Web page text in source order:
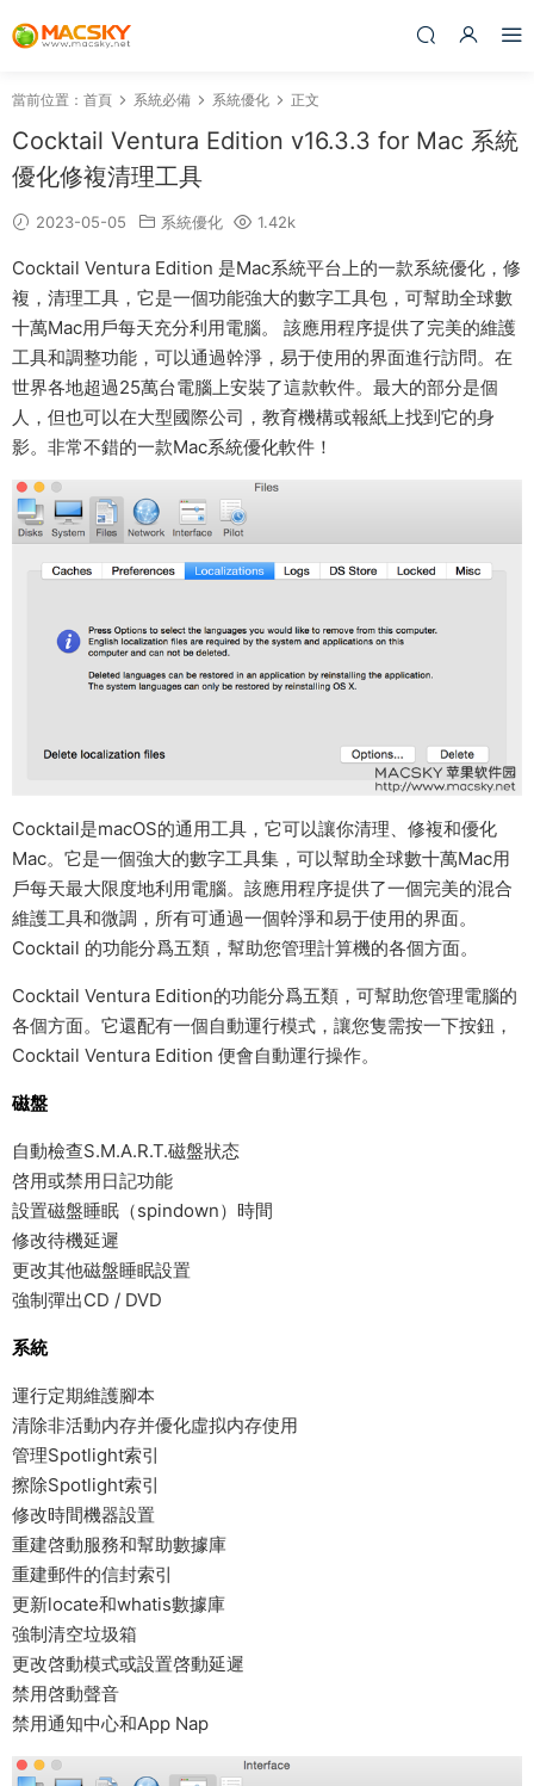
當前位置： 首頁 系統必備 系統優化 正文
Cocktail Ventura Edition v16.3.3 for Mac 系統
優化修複清理工具
2023-05-05 系統優化 1.42k
Cocktail Ventura Edition 是Mac系統平台上的一款系統優化，修
複，清理工具，它是一個功能強大的數字工具包，可幫助全球數
十萬Mac用戶每天充分利用電腦。 該應用程序提供了完美的維護
工具和調整功能，可以通過幹淨，易于使用的界面進行訪問。在
世界各地超過25萬台電腦上安裝了這款軟件。最大的部分是個
人，但也可以在大型國際公司，教育機構或報紙上找到它的身
影。非常不錯的一款Mac系統優化軟件！
Cocktail是macOS的通用工具，它可以讓你清理、修複和優化
Mac。它是一個強大的數字工具集，可以幫助全球數十萬Mac用
戶每天最大限度地利用電腦。該應用程序提供了一個完美的混合
維護工具和微調，所有可通過一個幹淨和易于使用的界面。
Cocktail 的功能分爲五類，幫助您管理計算機的各個方面。
Cocktail Ventura Edition的功能分爲五類，可幫助您管理電腦的
各個方面。它還配有一個自動運行模式，讓您隻需按一下按鈕，
Cocktail Ventura Edition 便會自動運行操作。
磁盤
自動檢查S.M.A.R.T.磁盤狀态
啓用或禁用日記功能
設置磁盤睡眠（spindown）時間
修改待機延遲
更改其他磁盤睡眠設置
強制彈出CD / DVD
系統
運行定期維護腳本
清除非活動内存并優化虛拟内存使用
管理Spotlight索引
擦除Spotlight索引
修改時間機器設置
重建啓動服務和幫助數據庫
重建郵件的信封索引
更新locate和whatis數據庫
強制清空垃圾箱
更改啓動模式或設置啓動延遲
禁用啓動聲音
禁用通知中心和App Nap